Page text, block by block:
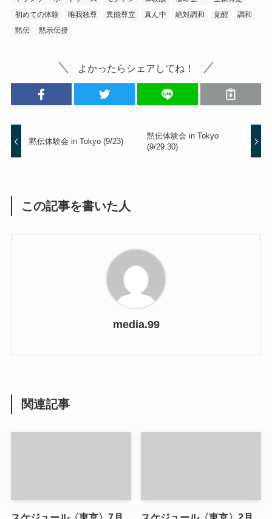
初めての体験
唯我独尊 異能尊立 真ん中 絶対調和 覚醒
調和
黙伝
黙示伝授
よかったらシェアしてね！
黙伝体験会 in Tokyo (9/23)
黙伝体験会 in Tokyo
(9/29.30)
この記事を書いた人
media.99
関連記事